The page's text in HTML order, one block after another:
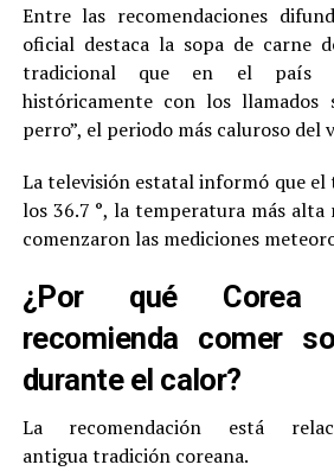
Entre las recomendaciones
oficial destaca la sopa de carne
tradicional que en el país
históricamente con los llamados
perro”, el periodo más caluroso del
La televisión estatal informó que
los 36.7 °, la temperatura más alta
comenzaron las mediciones
¿Por qué
recomienda comer
durante el calor?
La recomendación está
antigua tradición coreana.